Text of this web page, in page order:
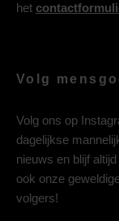
het
Volg
Volg ons op
dagelijkse
nieuws en blijf
ook onze
volgers!